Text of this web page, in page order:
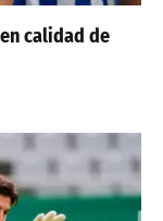
calidad de